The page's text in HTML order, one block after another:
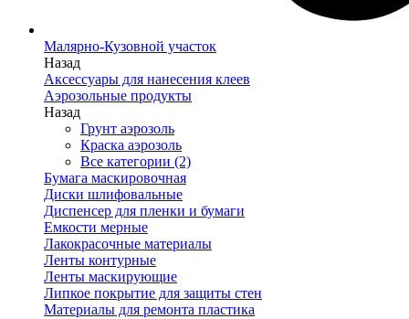
Малярно-Кузовной участок
Назад
Аксессуары для нанесения клеев
Аэрозольные продукты
Назад
Грунт аэрозоль
Краска аэрозоль
Все категории (2)
Бумага маскировочная
Диски шлифовальные
Диспенсер для пленки и бумаги
Емкости мерные
Лакокрасочные материалы
Ленты контурные
Ленты маскирующие
Липкое покрытие для защиты стен
Материалы для ремонта пластика